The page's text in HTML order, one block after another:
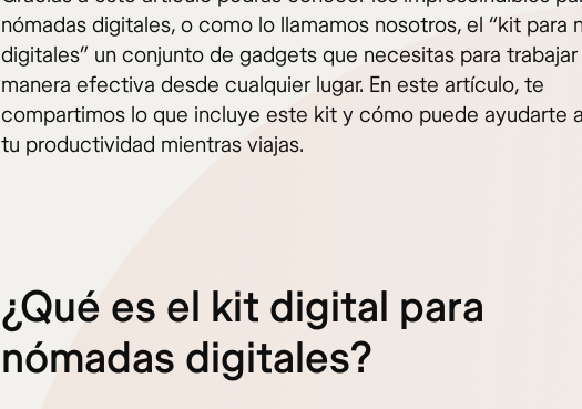
nómadas digitales, o como lo llamamos nosotros, el “kit para
digitales” un conjunto de gadgets que necesitas para
manera efectiva desde cualquier lugar. En este artículo, te
compartimos lo que incluye este kit y cómo puede ayudarte
tu productividad mientras viajas.
¿Qué es el kit digital para
nómadas digitales?